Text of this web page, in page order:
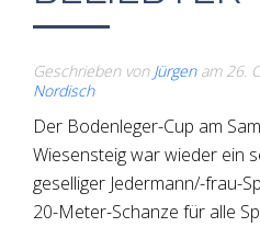
Geschrieben von Jürgenam 26.
Nordisch
Der Bodenleger-Cup am
Wiesensteig war wieder ein
geselliger Jedermann/-frau-
20-Meter-Schanze für alle